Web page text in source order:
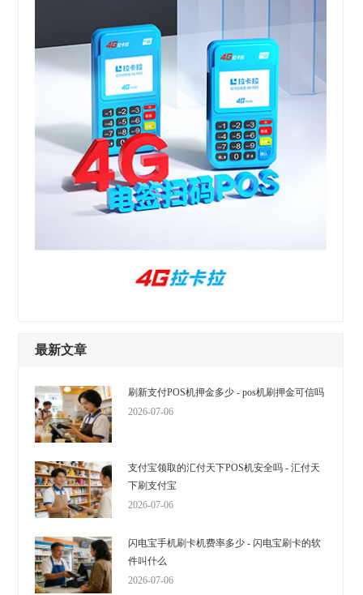
最新文章
刷新支付POS机押金多少 - pos机刷押金可信吗
2026-07-06
支付宝领取的汇付天下POS机安全吗 - 汇付天
下刷支付宝
2026-07-06
闪电宝手机刷卡机费率多少 - 闪电宝刷卡的软
件叫什么
2026-07-06